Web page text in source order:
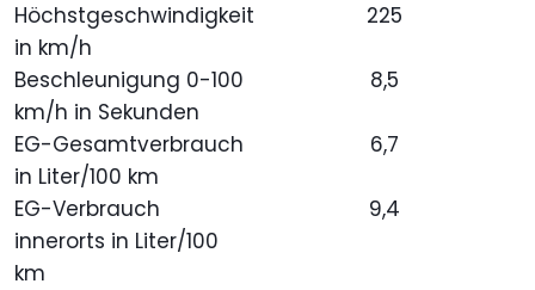
Höchstgeschwindigkeit
in km/h
225
Beschleunigung 0-100
km/h in Sekunden
8,5
EG-Gesamtverbrauch
in Liter/100 km
6,7
EG-Verbrauch
innerorts in Liter/100
km
9,4